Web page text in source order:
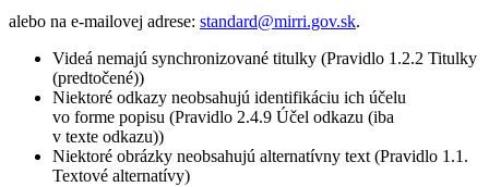
alebo na e-mailovej adrese: standard@mirri.gov.sk.
Videá nemajú synchronizované titulky (Pravidlo 1.2.2 Titulky
(predtočené))
Niektoré odkazy neobsahujú identifikáciu ich účelu
vo forme popisu (Pravidlo 2.4.9 Účel odkazu (iba
v texte odkazu))
Niektoré obrázky neobsahujú alternatívny text (Pravidlo 1.1.
Textové alternatívy)